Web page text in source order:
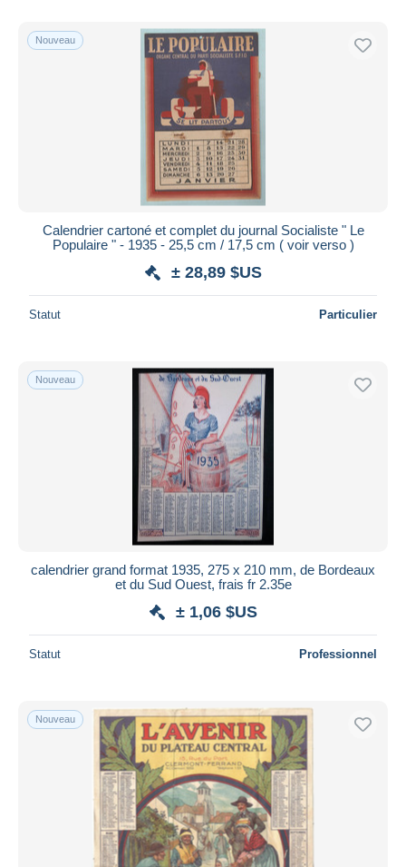
Uniquement en réduction
Livraison gratuite
Méthodes de paiement
Virement bancaire
Mastercard
iDeal
Appliquer
Nouveau
Calendrier cartoné et complet du journal Socialiste " Le
Populaire " - 1935 - 25,5 cm / 17,5 cm ( voir verso )
± 28,89 $US
Statut Particulier
Nouveau
calendrier grand format 1935, 275 x 210 mm, de Bordeaux
et du Sud Ouest, frais fr 2.35e
± 1,06 $US
Statut Professionnel
Nouveau